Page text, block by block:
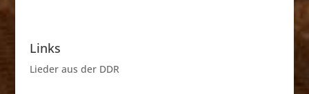
Links
Lieder aus der DDR